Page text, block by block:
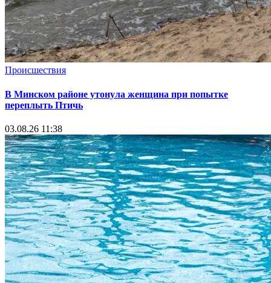
Происшествия
В Минском районе утонула женщина при попытке
переплыть Птичь
03.08.26 11:38